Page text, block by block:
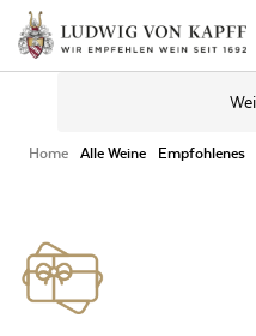
Home Alle Weine Empfohlenes